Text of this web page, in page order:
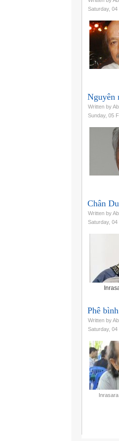
Saturday,
Nguyên
Written by
Sunday, 05
Chân
Written by
Saturday,
Phê
Written by
Saturday,